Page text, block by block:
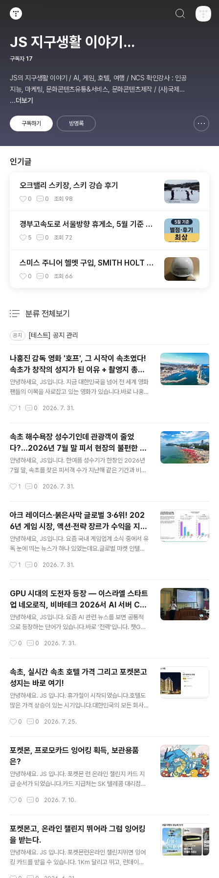
JS 지구생활 이야기...
구독자 17
JS의 지구생활 이야기 / AI, 게임, 호텔, 여행 / NCS 확인강사 : 인공
지능, 마케팅, 문화콘텐츠유통&서비스, 문화콘텐츠제작 / (사)국제미
디어예술협회 강원지부장 겸 수석연구원
...더보기
구독하기 방명록
인기글
오크밸리 스키장, 스키 강습 후기
0 0 조회 98
경부고속도로 서울방향 휴게소, 5월 기준 맛
집 리스트
5 0 조회 72
스미스 주니어 헬멧 구입, SMITH HOLT JR
1920
0 0 조회 66
분류 전체보기
공지 [테스트] 공지 관리
나홍진 감독 영화 '호프', 그 시작이 속초였다!
속초가 창작의 성지가 된 이유 + 촬영지 총정
리
안녕하세요, JS입니다. 지금 대한민국을 넘어 전 세계 영화
팬들의 이목을 사로잡고 있는 영화가 있습니다.바로 나홍
성'으로 한국 스릴러 영화의 정점을 찍은 나홍진 감독이 무
요, 그 이야기의 씨앗이 뿌려진 곳이 다름 아닌 강원도 속초
였다는 사실이 알려지면서 새삼 주목을 받고 있습니다.오
늘은 세계가 주목한 영화 '호프'의 탄생 비화와 함께, 속초
가 왜 영화·드라마 창작자들이 끊임없이 찾는 도시가 되었
영지들을 총정리해 드리겠습니다.✅ 핵심 요약 먼저 짚고
1 0 2026. 7. 31.
속초 해수욕장 성수기인데 관광객이 줄었
다?…2026년 7월 말 피서 현장의 불편한 진
실
안녕하세요, JS입니다. 한여름 성수기가 한창인 2026년
7월 말, 속초를 찾은 피서객 수가 지난해 같은 기간과 비교
초시는 야간 개장, 미디어아트, 안전 시스템 강화 등 그 어
관광객은 오히려 줄었을까요?오늘은 2026년 속초 여름
성수기 관광객 감소의 배경과 원인을 짚어보고, 현장에서
들려오는 시민·피서객의 날카로운 목소리까지 함께 살펴보
겠습니다.✅ 핵심 요약2026년 7월 말 기준, 속초 해수욕
장 방문 피서객이 지난해 동기 대비 약 40만 명 감소한 것
만 명이 방문하며 나름 선방했으나, 속초에 집중된 쏠림 현
1 0 2026. 7. 31.
아크 레이더스·붉은사막 글로벌 3·6위! 202
6년 게임 시장, 액션·전략 장르가 수익을 지배
한다
안녕하세요, JS입니다. 요즘 국내 게임업계 소식 중에서 유
독 눈에 띄는 뉴스가 하나 있었는데요.글로벌 마켓 인텔리
9일 발표한 '게임 심층 분석: 액션 및 전략' 리포트에서, 넥
기준 전 세계 3위, 펄어비스의 '붉은사막' 이 6위 를 기록했
다는 소식이 화제입니다.국산 게임이 글로벌 최상위권을
나란히 점령했다는 사실 자체도 놀랍지만, 그 배경에 있는
글로벌 게임 시장의 구조 변화 역시 매우 흥미롭습니다. 오
늘은 이 리포트의 핵심 내용을 꼼꼼히 정리하고, 한국 게임
센서타워 '게임 심층 분석: 액션 및 전략' 리포트 2026년
1 0 2026. 7. 31.
GPU 시대의 도전자 등장 — 이스라엘 스타트
업 네오로직, 비바테크 2026서 AI 서버 CP
U로 세계를 겨누다
안녕하세요, JS입니다. 요즘 AI 관련 뉴스를 보면 공통적
으로 등장하는 단어가 있습니다.바로 '전력'입니다. 챗GP
GPU 비용이 천문학적으로 늘어나는 가운데, 이 문제를 정
에서 주목받고 있습니다.오늘은 2026년 6월 프랑스 파리
비바테크(VivaTech 2026) 전시회에서 AI 서버 CPU 기
술을 선보이며 세계의 이목을 끈 이스라엘 팹리스 반도체
기업 네오로직(NeoLogic) 의 행보와, 그 배경이 된 AI 데
이터센터 전력 위기 현황을 함께 짚어보겠습니다.✅ 핵심
도체 팹리스 스타트업비바테크 2026 : 6월 17~20일..
0 0 2026. 7. 31.
속초, 실시간 속초 호텔 가격 그리고 포켓몬고
성지는 바로 여기!
안녕하세요. JS 입니다. 휴가철이 시작되었습니다.호텔도
많은 가격 상승이 있는 시기입니다.대한민국의 모든 회사
지만, 이번 주 속초는 호텔 가격이 좋습니다.무려 10만원대
속초 베케이션 호텔 가격입니다. 인근 지역을 살펴봤습니
다.청초호 주변은 10만원 이하 가격이 보이고 있고, 바다
인근과 뷰가 좋은 호텔은 15만원 ~ 30만원입니다.엑스포
잔디광장 인근이 가장 가성비가 높은 지역입니다. 제가 속
초 베케이션을 선호하는 건넓은 주차장, 무료 세탁기와 건
에서 도보로 이동하기에 거리는 조금 있지만, 걷지 못할 정
0 0 2026. 7. 25.
포켓몬, 프로모카드 잉어킹 획득, 보관용품
은?
안녕하세요. JS 입니다. 포켓몬 런 온라인 챌린지 카드 지
급 순서가 되었습니다.카드 지급처는 SK 텔레콤 대리점에
리가 됩니다.모든게 다 전산처리 되고 있어 편리했습니다.
는 딱 한 곳, 속초중앙대리점 본점에서만 수령이 가능 했습
니다.바로 일정 체크하고 예약 완료! 예약을 하면 바로 예약
안내 문자가 오고, 매장의 위치도 바로 확인 가능 했습니다.
딱 위치가, 주차가 어려운 곳 입니다. 인근 조광주차장이
나.. 정말 운이 좋으면 예전 롯데시네마 인근에 주차를 해야
0 0 2026. 7. 10.
포켓몬고, 온라인 챌린지 뛰어라 그럼 잉어킹
을 받는다.
안녕하세요. JS 입니다. 포켓몬런온라인 챌린지뛰면 잉어
킹 카드를 받을 수 있습니다. 1Km 달리고 뛰고, 런데이어